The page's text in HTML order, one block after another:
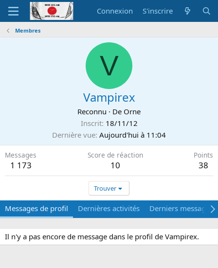
Connexion S'inscrire
Membres
V
Vampirex
Reconnu · De Orne
Inscrit 18/11/12
Dernière vue Aujourd'hui à 11:04
Messages
1 173
Score de réaction
10
Points
38
Trouver
Messages de profil Dernières activités Derniers messages
Il n'y a pas encore de message dans le profil de Vampirex.